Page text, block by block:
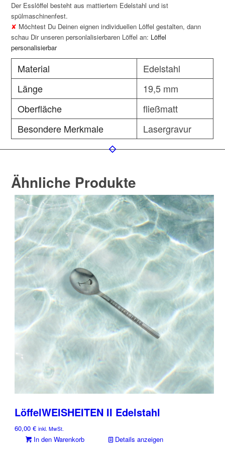
Der Esslöffel besteht aus mattiertem Edelstahl und ist
spülmaschinenfest.
✘ Möchtest Du Deinen eignen individuellen Löffel gestalten, dann
schau Dir unseren personlalisierbaren Löffel an: Löffel
personalisierbar
Material
Edelstahl
Länge
19,5 mm
Oberfläche
fließmatt
Besondere Merkmale
Lasergravur
Ähnliche Produkte
LöffelWEISHEITEN II Edelstahl
60,00€ inkl. MwSt.
In den Warenkorb Details anzeigen